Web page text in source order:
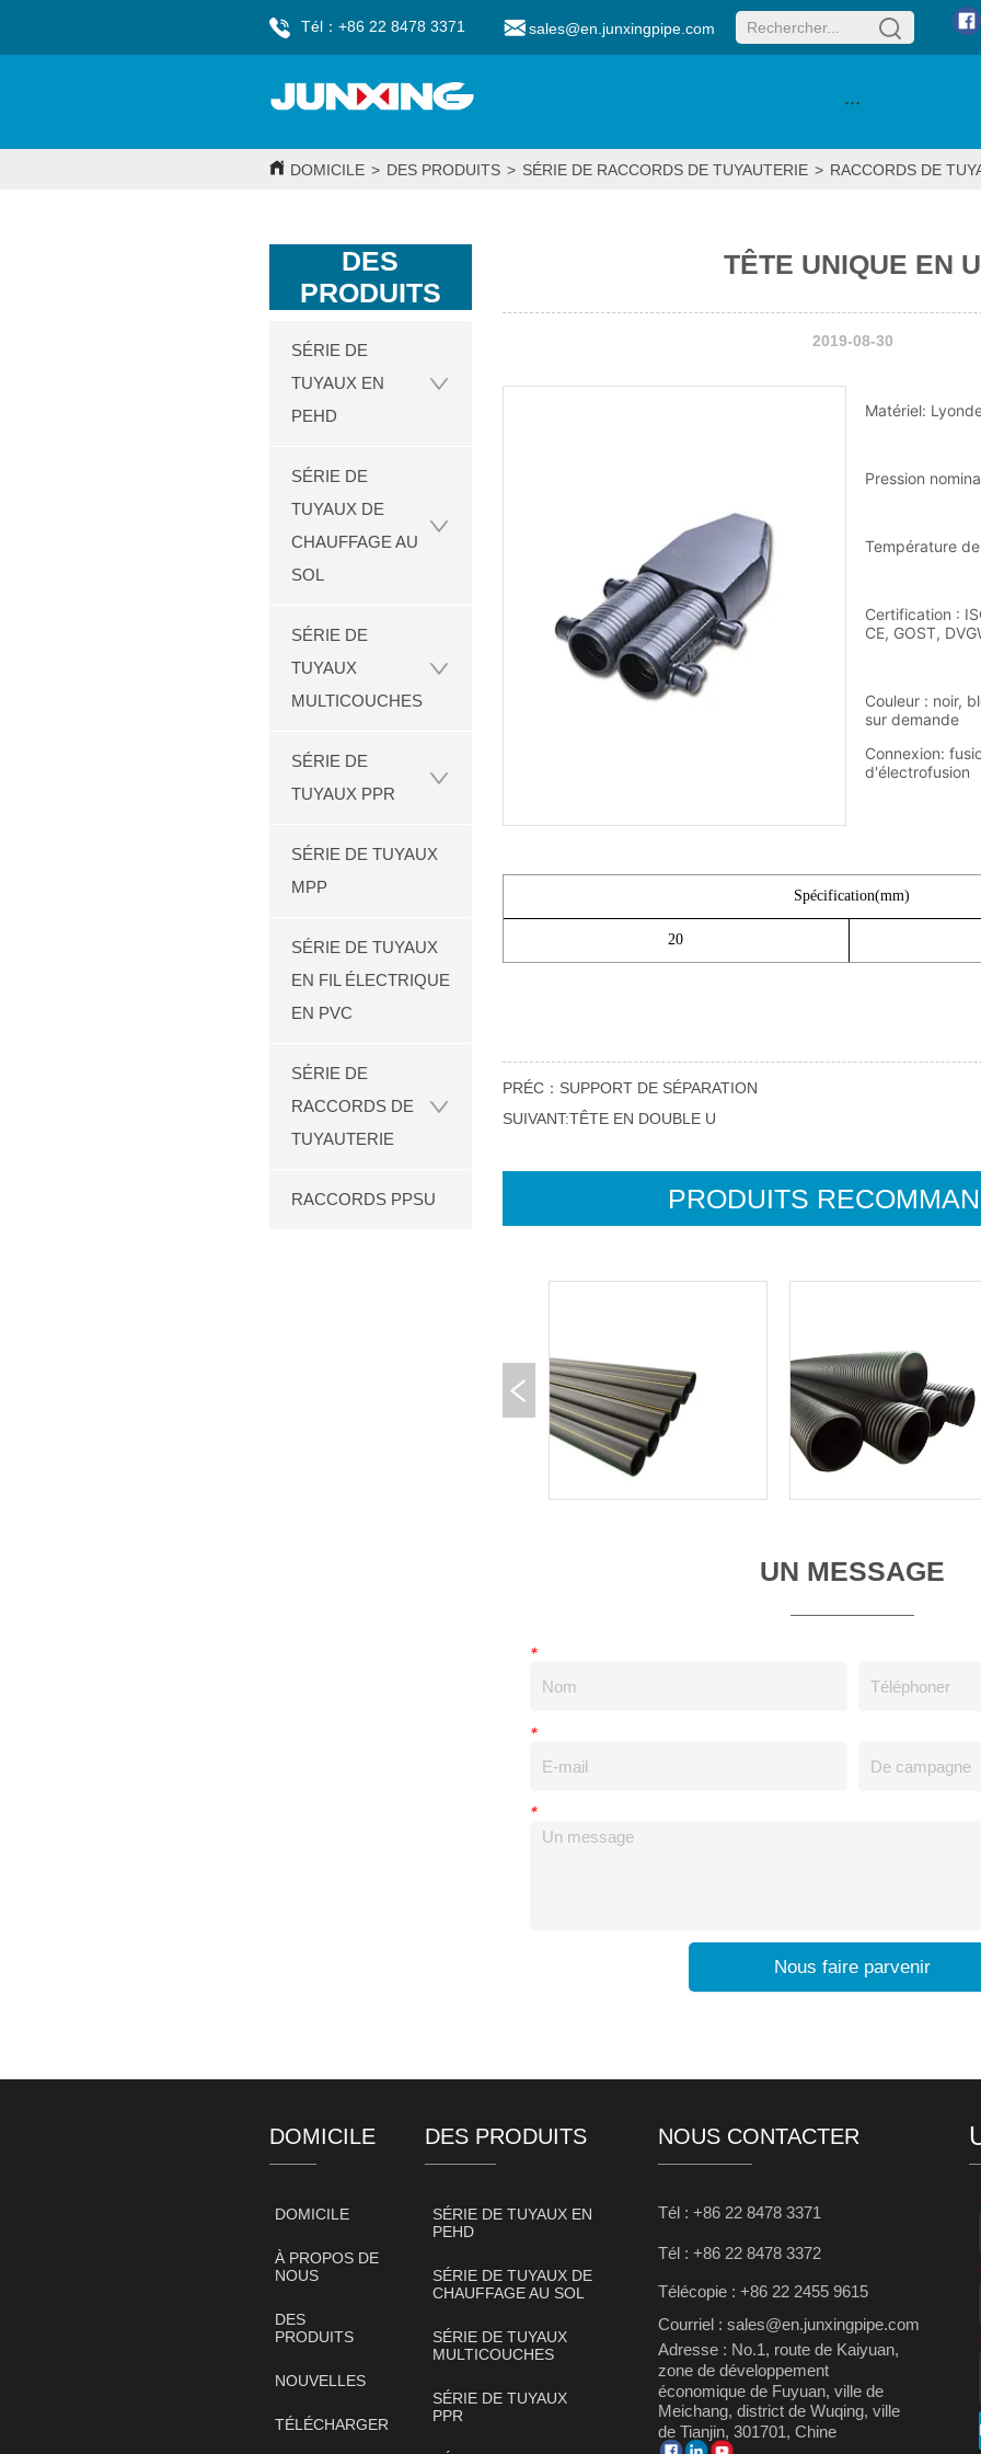
Tél：+86 22 8478 3371 sales@en.junxingpipe.com
···
DOMICILE > DES PRODUITS > SÉRIE DE RACCORDS DE TUYAUTERIE > RACCORDS DE
DES
PRODUITS
SÉRIE DE
TUYAUX EN
PEHD
SÉRIE DE
TUYAUX DE
CHAUFFAGE AU
SOL
SÉRIE DE
TUYAUX
MULTICOUCHES
SÉRIE DE
TUYAUX PPR
SÉRIE DE TUYAUX
MPP
SÉRIE DE TUYAUX
EN FIL ÉLECTRIQUE
EN PVC
SÉRIE DE
RACCORDS DE
TUYAUTERIE
RACCORDS PPSU
TÊTE UNIQUE EN U
2019-08-30
PRÉC： SUPPORT DE SÉPARATION
SUIVANT:TÊTE EN DOUBLE U
PRODUITS
UN MESSAGE
*
*
*
Nous faire parvenir
DOMICILE
DOMICILE
À PROPOS DE
NOUS
DES
PRODUITS
NOUVELLES
TÉLÉCHARGER
DES PRODUITS
SÉRIE DE TUYAUX EN
PEHD
SÉRIE DE TUYAUX DE
CHAUFFAGE AU SOL
SÉRIE DE TUYAUX
MULTICOUCHES
SÉRIE DE TUYAUX
PPR
NOUS CONTACTER
Tél : +86 22 8478 3371
Tél : +86 22 8478 3372
Télécopie : +86 22 2455 9615
Courriel : sales@en.junxingpipe.com
Adresse : No.1, route de Kaiyuan,
zone de développement
économique de Fuyuan, ville de
Meichang, district de Wuqing, ville
de Tianjin, 301701, Chine